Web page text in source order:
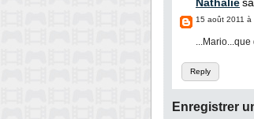
15 août 2011 à
Reply
Enregistrer